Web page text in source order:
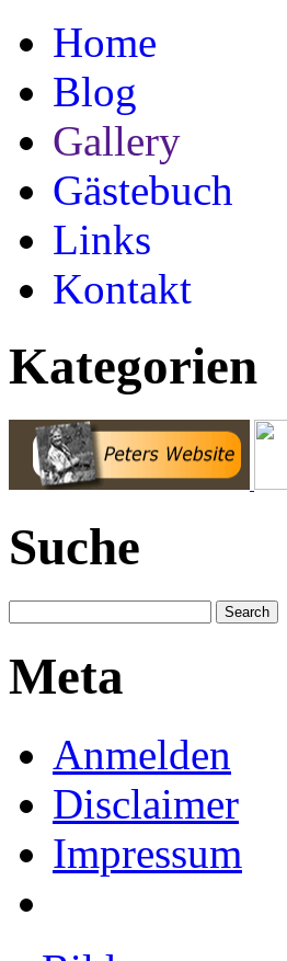
Home
Blog
Gallery
Gästebuch
Links
Kontakt
Kategorien
Suche
Meta
Anmelden
Disclaimer
Impressum